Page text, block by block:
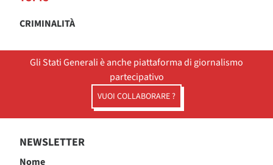
CRIMINALITÀ
Gli Stati Generali è anche piattaforma di giornalismo
partecipativo
VUOI COLLABORARE ?
NEWSLETTER
Nome